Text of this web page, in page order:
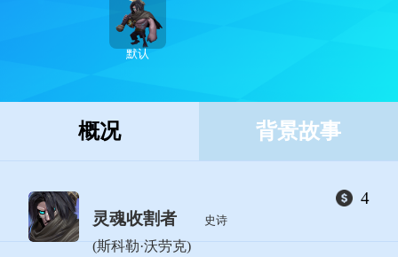
默认
概况 背景故事
灵魂收割者 史诗
(斯科勒·沃劳克)
4